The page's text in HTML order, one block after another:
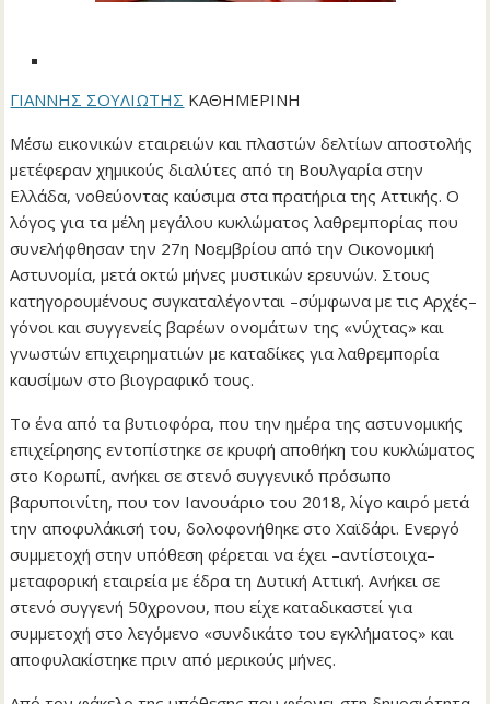
ΓΙΑΝΝΗΣ ΣΟΥΛΙΩΤΗΣ ΚΑΘΗΜΕΡΙΝΗ
Μέσω εικονικών εταιρειών και πλαστών δελτίων αποστολής
μετέφεραν χημικούς διαλύτες από τη Βουλγαρία στην
Ελλάδα, νοθεύοντας καύσιμα στα πρατήρια της Αττικής. Ο
λόγος για τα μέλη μεγάλου κυκλώματος λαθρεμπορίας που
συνελήφθησαν την 27η Νοεμβρίου από την Οικονομική
Αστυνομία, μετά οκτώ μήνες μυστικών ερευνών. Στους
κατηγορουμένους συγκαταλέγονται –σύμφωνα με τις Αρχές–
γόνοι και συγγενείς βαρέων ονομάτων της «νύχτας» και
γνωστών επιχειρηματιών με καταδίκες για λαθρεμπορία
καυσίμων στο βιογραφικό τους.
Το ένα από τα βυτιοφόρα, που την ημέρα της αστυνομικής
επιχείρησης εντοπίστηκε σε κρυφή αποθήκη του κυκλώματος
στο Κορωπί, ανήκει σε στενό συγγενικό πρόσωπο
βαρυποινίτη, που τον Ιανουάριο του 2018, λίγο καιρό μετά
την αποφυλάκισή του, δολοφονήθηκε στο Χαϊδάρι. Ενεργό
συμμετοχή στην υπόθεση φέρεται να έχει –αντίστοιχα–
μεταφορική εταιρεία με έδρα τη Δυτική Αττική. Ανήκει σε
στενό συγγενή 50χρονου, που είχε καταδικαστεί για
συμμετοχή στο λεγόμενο «συνδικάτο του εγκλήματος» και
αποφυλακίστηκε πριν από μερικούς μήνες.